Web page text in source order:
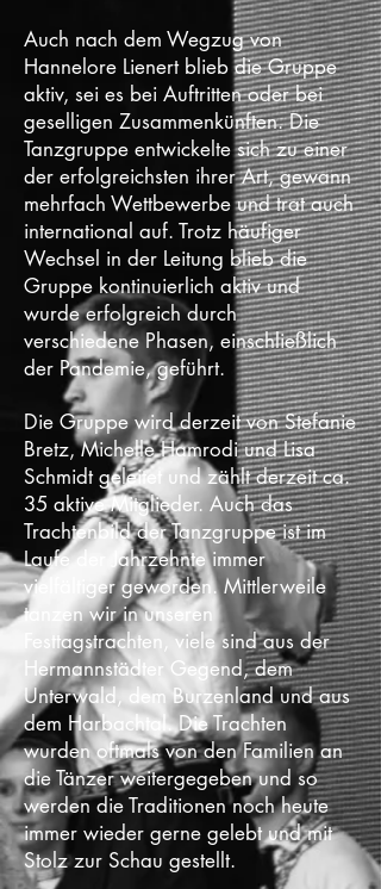
Auch nach dem Wegzug von
Hannelore Lienert blieb die Gruppe
aktiv, sei es bei Auftritten oder bei
geselligen Zusammenkünften.​Die
Tanzgruppe entwickelte sich zu einer
der erfolgreichsten ihrer Art, gewann
mehrfach Wettbewerbe und trat auch
international auf. Trotz häufiger
Wechsel in der Leitung blieb die
Gruppe kontinuierlich aktiv und
wurde erfolgreich durch
verschiedene Phasen, einschließlich
der Pandemie, geführt.
Die Gruppe wird derzeit von Stefanie
Bretz, Michelle Hamrodi und Lisa
Schmidt geleitet und zählt derzeit ca.
35 aktive Mitglieder. Auch das
Trachtenbild der Tanzgruppe ist im
Laufe der Jahrzehnte immer
vielfältiger geworden. Mittlerweile
tanzen wir in unseren
Festtagstrachten, viele sind aus der
Hermannstädter Gegend, dem
Unterwald, dem Burzenland und aus
dem Harbachtal. Die Trachten
wurden oftmals von den Familien an
die Tänzer weitergegeben und so
werden die Traditionen noch heute
immer wieder gerne gelebt und mit
Stolz zur Schau gestellt.